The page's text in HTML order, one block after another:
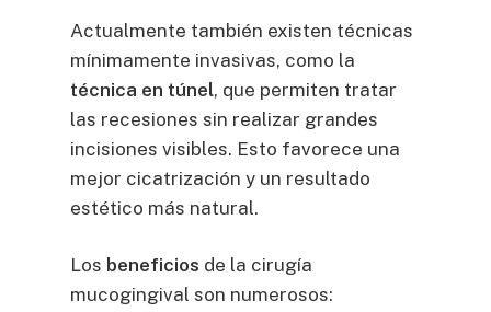
Actualmente también existen técnicas
mínimamente invasivas, como la
técnica en túnel, que permiten tratar
las recesiones sin realizar grandes
incisiones visibles. Esto favorece una
mejor cicatrización y un resultado
estético más natural.
Los beneficios de la cirugía
mucogingival son numerosos: